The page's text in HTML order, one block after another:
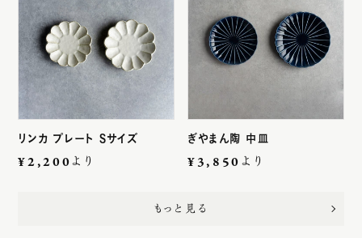
リンカ プレート Sサイズ
¥2,200より
ぎやまん陶 中皿
¥3,850より
もっと見る